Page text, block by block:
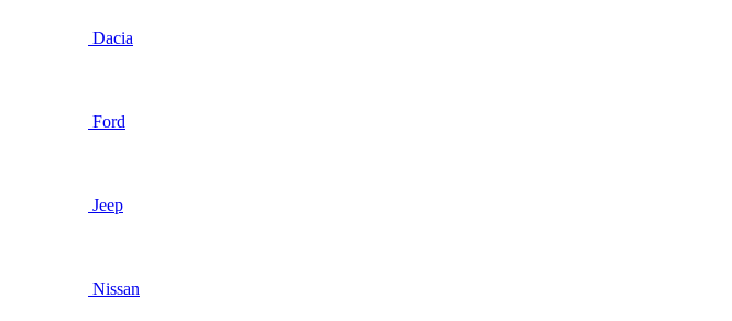
Dacia
Ford
Jeep
Nissan